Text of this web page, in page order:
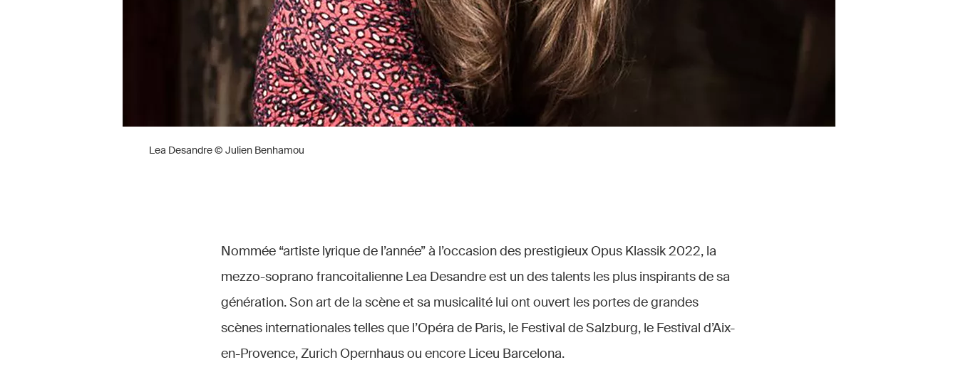
Lea Desandre © Julien Benhamou
Nommée “artiste lyrique de l’année” à l’occasion des prestigieux Opus Klassik 2022, la
mezzo-soprano francoitalienne Lea Desandre est un des talents les plus inspirants de sa
génération. Son art de la scène et sa musicalité lui ont ouvert les portes de grandes
scènes internationales telles que l’Opéra de Paris, le Festival de Salzburg, le Festival d’Aix-
en-Provence, Zurich Opernhaus ou encore Liceu Barcelona.